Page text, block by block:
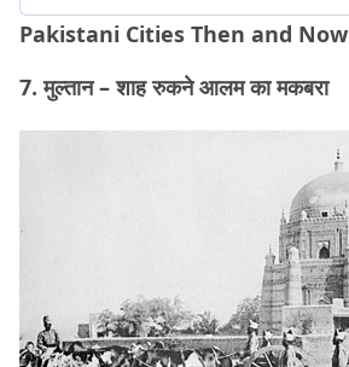
Pakistani Cities Then and Now
7. मुल्तान – शाह रुकने आलम का मकबरा